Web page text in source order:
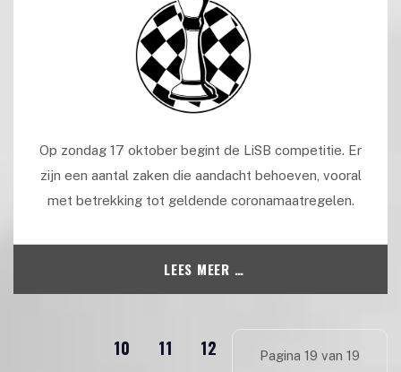
Op zondag 17 oktober begint de LiSB competitie. Er
zijn een aantal zaken die aandacht behoeven, vooral
met betrekking tot geldende coronamaatregelen.
LEES MEER …
Pagina 19 van 19
10 11
12